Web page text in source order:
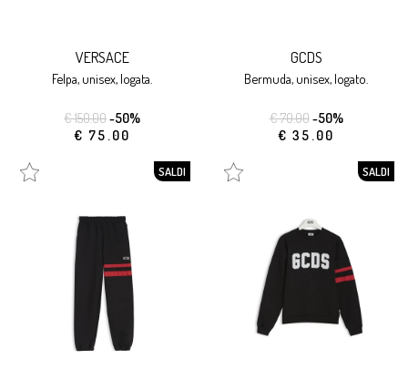
VERSACE
felpa, unisex, logata.
€ 150.00-50%
€ 75.00
GCDS
bermuda, unisex, logato.
€ 70.00-50%
€ 35.00
SALDI SALDI